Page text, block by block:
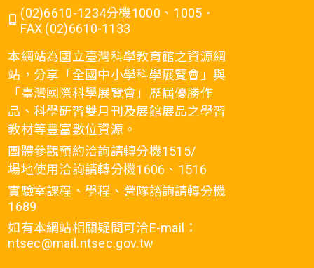
(02)6610-1234分機1000、1005．
FAX (02)6610-1133
本網站為國立臺灣科學教育館之資源網
站，分享「全國中小學科學展覽會」與
「臺灣國際科學展覽會」歷屆優勝作
品、科學研習雙月刊及展館展品之學習
教材等豐富數位資源。
團體參觀預約洽詢請轉分機1515/
場地使用洽詢請轉分機1606、1516
實驗室課程、學程、營隊諮詢請轉分機
1689
如有本網站相關疑問可洽E-mail：
ntsec@mail.ntsec.gov.tw